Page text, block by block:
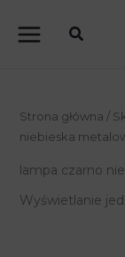
Strona główna /
niebieska
lampa czarno
Wyświetlanie